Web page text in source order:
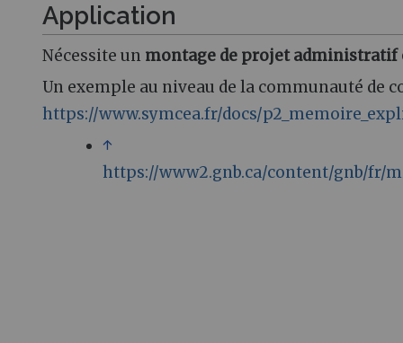
Application
Nécessite un montage de projet administratif
Un exemple au niveau de la communauté de
https://www.symcea.fr/docs/
↑
https://www2.gnb.ca/content/gnb/fr/